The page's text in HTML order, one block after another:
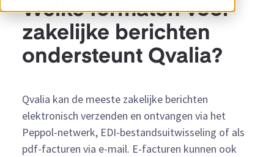
Welke formaten voor
zakelijke berichten
ondersteunt Qvalia?
Qvalia kan de meeste zakelijke berichten
elektronisch verzenden en ontvangen via het
Peppol-netwerk, EDI-bestandsuitwisseling of als
pdf-facturen via e-mail. E-facturen kunnen ook